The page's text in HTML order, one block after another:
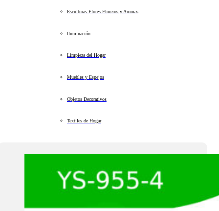
Esculturas Flores Floreros y Aromas
Iluminación
Limpieza del Hogar
Muebles y Espejos
Objetos Decorativos
Textiles de Hogar